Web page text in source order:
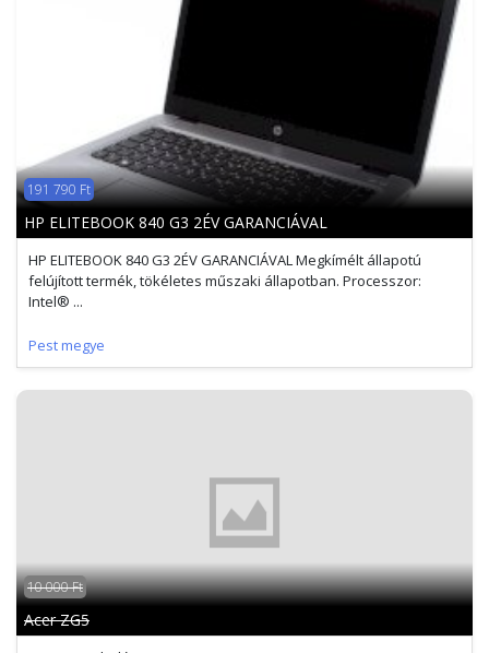
191 790 Ft
HP ELITEBOOK 840 G3 2ÉV GARANCIÁVAL
HP ELITEBOOK 840 G3 2ÉV GARANCIÁVAL Megkímélt állapotú
felújított termék, tökéletes műszaki állapotban. Processzor:
Intel® ...
Pest megye
10 000 Ft
Acer ZG5